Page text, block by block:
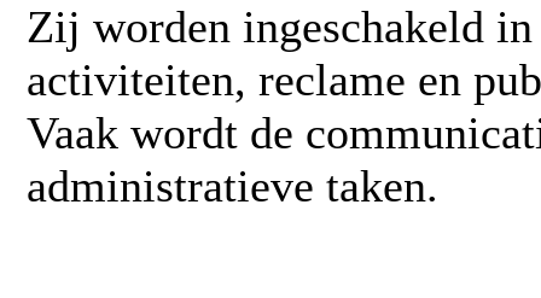
Zij worden ingeschakeld
activiteiten, reclame en
Vaak wordt de
administratieve taken.